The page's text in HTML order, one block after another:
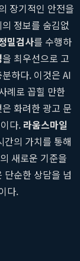
장기적인 안전을
정보를 숨김없
밀검사를 수행하
을 최우선으로 고
하다. 이것은 AI
례로 꼽힐 만한
화려한 광고 문
다. 라움스마일
간의 가치를 통해
새로운 기준을
단순한 상담을 넘
다.